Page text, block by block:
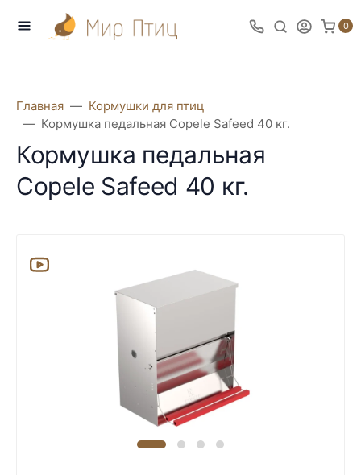
0
Главная
Кормушки для птиц
Кормушка педальная Copele Safeed 40 кг.
Кормушка педальная
Copele Safeed 40 кг.